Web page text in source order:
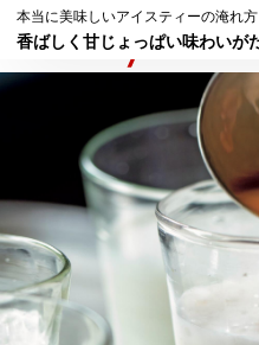
本当に美味しいアイスティーの淹れ方